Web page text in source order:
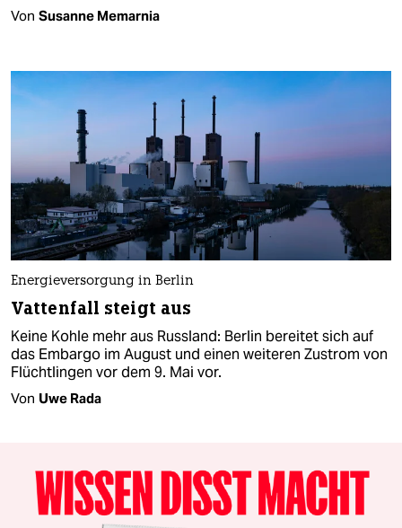
Von Susanne Memarnia
Energieversorgung in Berlin
Vattenfall steigt aus
Keine Kohle mehr aus Russland: Berlin bereitet sich auf
das Embargo im August und einen weiteren Zustrom von
Flüchtlingen vor dem 9. Mai vor.
Von Uwe Rada